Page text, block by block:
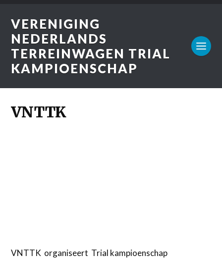
VERENIGING
NEDERLANDS
TERREINWAGEN TRIAL
KAMPIOENSCHAP
VNTTK
VNTTK organiseert Trial kampioenschap